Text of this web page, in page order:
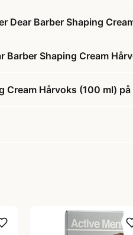
Dear Barber Shaping
Barber Shaping Cream
Cream Hårvoks (100 ml)